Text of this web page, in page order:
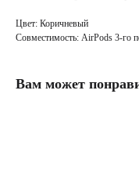
Цвет: Коричневый
Совместимость: AirPods 3-го
Вам может